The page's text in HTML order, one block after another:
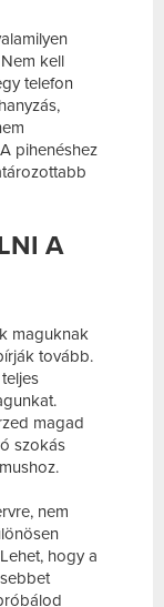
kell
telefon
pihenéshez
A
maguknak
tovább.
magad
szokás
nem
hogy a